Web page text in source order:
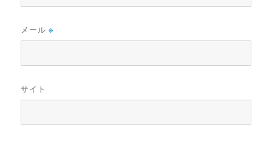
メール※
サイト